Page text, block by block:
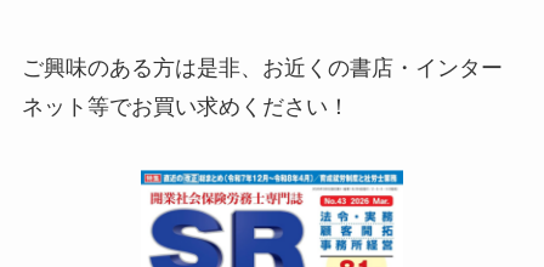
ご興味のある方は是非、お近くの書店・インター
ネット等でお買い求めください！